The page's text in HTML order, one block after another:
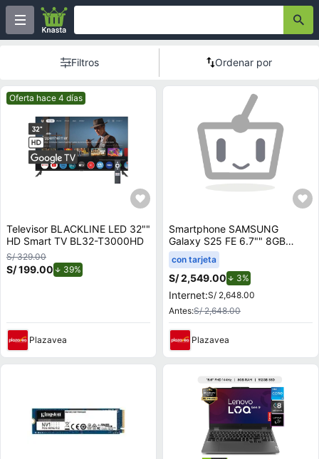
Filtros Ordenar por
Mejor precio.
Oferta hace 4 días
Televisor BLACKLINE LED 32""
HD Smart TV BL32-T3000HD
S/ 329.00
S/ 199.00 39%
Plazavea
Smartphone SAMSUNG
Galaxy S25 FE 6.7"" 8GB
128GB 50.0 MP + 12.0 MP +
8.0 MP Negro
con tarjeta
S/ 2,549.00 3%
Internet:S/ 2,648.00
Antes:S/ 2,648.00
Plazavea